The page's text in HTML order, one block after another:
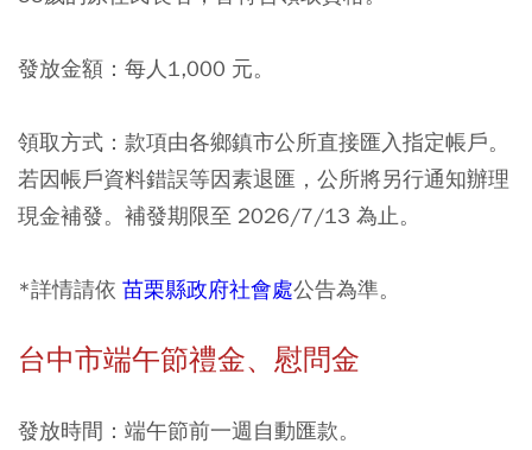
發放金額：每人1,000 元。
領取方式：款項由各鄉鎮市公所直接匯入指定帳戶。
若因帳戶資料錯誤等因素退匯，公所將另行通知辦理
現金補發。補發期限至 2026/7/13 為止。
*詳情請依 苗栗縣政府社會處公告為準。
台中市端午節禮金、慰問金
發放時間：端午節前一週自動匯款。